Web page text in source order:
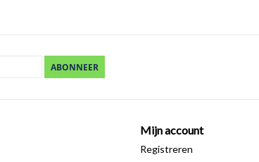
ABONNEER
Mijn account
Registreren